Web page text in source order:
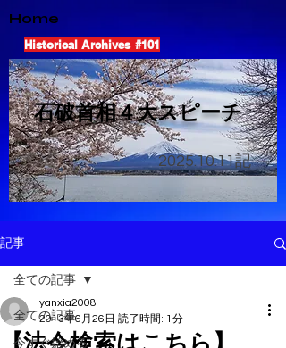
Home
Historical Archives #101
​石破首相４大スピーチ
2025.10.11記
記事
全ての記事
今すぐ始める
全ての記事
yanxia2008
2013年6月26日 読了時間: 1分